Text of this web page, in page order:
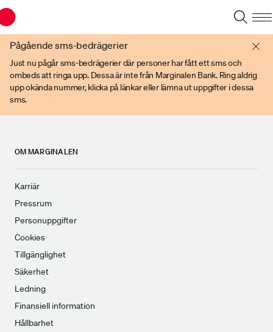
Pågående sms-bedrägerier
Just nu pågår sms-bedrägerier där personer har fått ett sms och
ombeds att ringa upp. Dessa är inte från Marginalen Bank. Ring aldrig
upp okända nummer, klicka på länkar eller lämna ut uppgifter i dessa
sms.
OM MARGINALEN
Karriär
Pressrum
Personuppgifter
Cookies
Tillgänglighet
Säkerhet
Ledning
Finansiell information
Hållbarhet
Du har en gammal webbläsare. Vänligen använd senare versioner av t ex